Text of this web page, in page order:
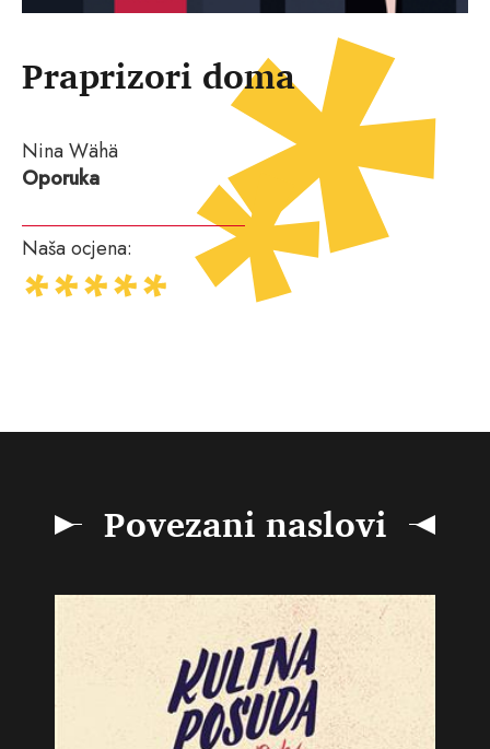
Praprizori doma
Nina Wähä
Oporuka
Naša ocjena:
Povezani naslovi